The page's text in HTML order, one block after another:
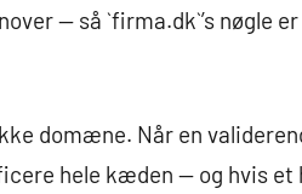
— så `firma.dk`’s nøgle
domæne. Når en
hele kæden — og hvis et